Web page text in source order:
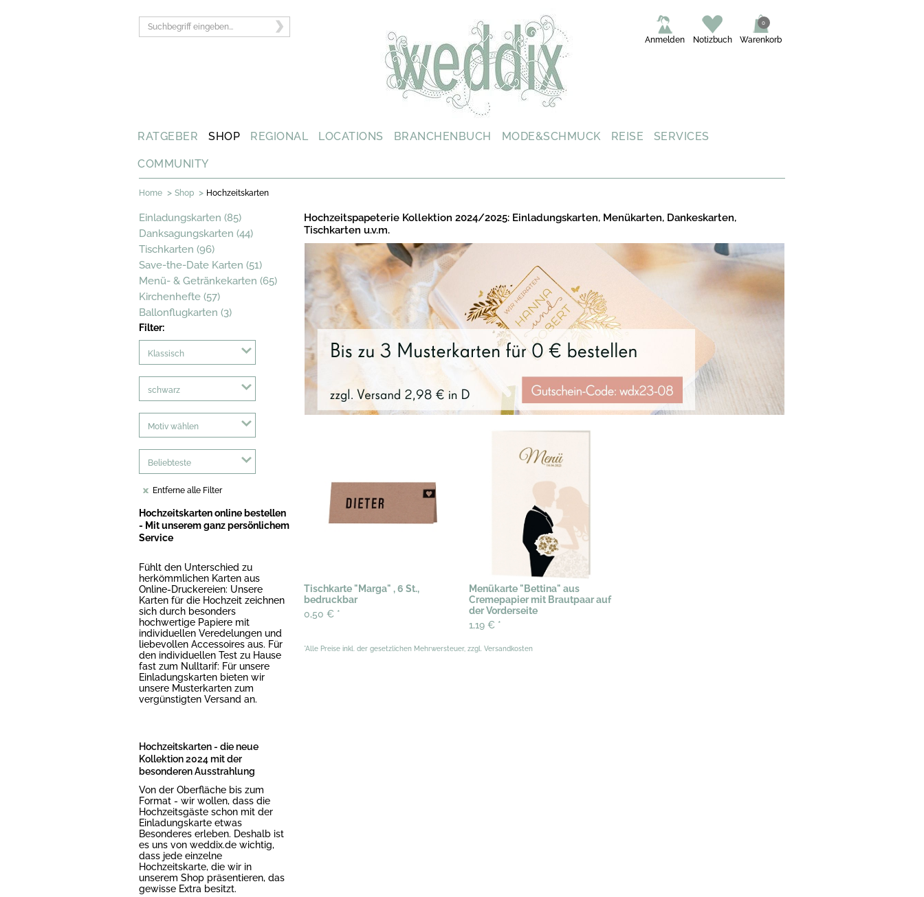
Warenkorb
0
Notizbuch
Anmelden
RATGEBER SHOP REGIONAL LOCATIONS BRANCHENBUCH MODE&SCHMUCK REISE SERVICES
COMMUNITY
Home > Shop > Hochzeitskarten
Einladungskarten (85)
Danksagungskarten (44)
Tischkarten (96)
Save-the-Date Karten (51)
Menü- & Getränkekarten (65)
Kirchenhefte (57)
Ballonflugkarten (3)
Filter:
Klassisch
schwarz
Motiv wählen
Beliebteste
Entferne alle Filter
Hochzeitskarten online bestellen
- Mit unserem ganz persönlichem
Service
Fühlt den Unterschied zu
herkömmlichen Karten aus
Online-Druckereien: Unsere
Karten für die Hochzeit zeichnen
sich durch besonders
hochwertige Papiere mit
individuellen Veredelungen und
liebevollen Accessoires aus. Für
den individuellen Test zu Hause
fast zum Nulltarif: Für unsere
Einladungskarten bieten wir
unsere Musterkarten zum
vergünstigten Versand an.
Hochzeitskarten - die neue
Kollektion 2024 mit der
besonderen Ausstrahlung
Von der Oberfläche bis zum
Format - wir wollen, dass die
Hochzeitsgäste schon mit der
Einladungskarte etwas
Besonderes erleben. Deshalb ist
es uns von weddix.de wichtig,
dass jede einzelne
Hochzeitskarte, die wir in
unserem Shop präsentieren, das
gewisse Extra besitzt.
Hochzeitspapeterie Kollektion 2024/2025: Einladungskarten, Menükarten, Dankeskarten,
Tischkarten u.v.m.
Tischkarte "Marga" , 6 St.,
bedruckbar
0,50 € *
Menükarte "Bettina" aus
Cremepapier mit Brautpaar auf
der Vorderseite
1,19 € *
*Alle Preise inkl. der gesetzlichen Mehrwersteuer, zzgl. Versandkosten